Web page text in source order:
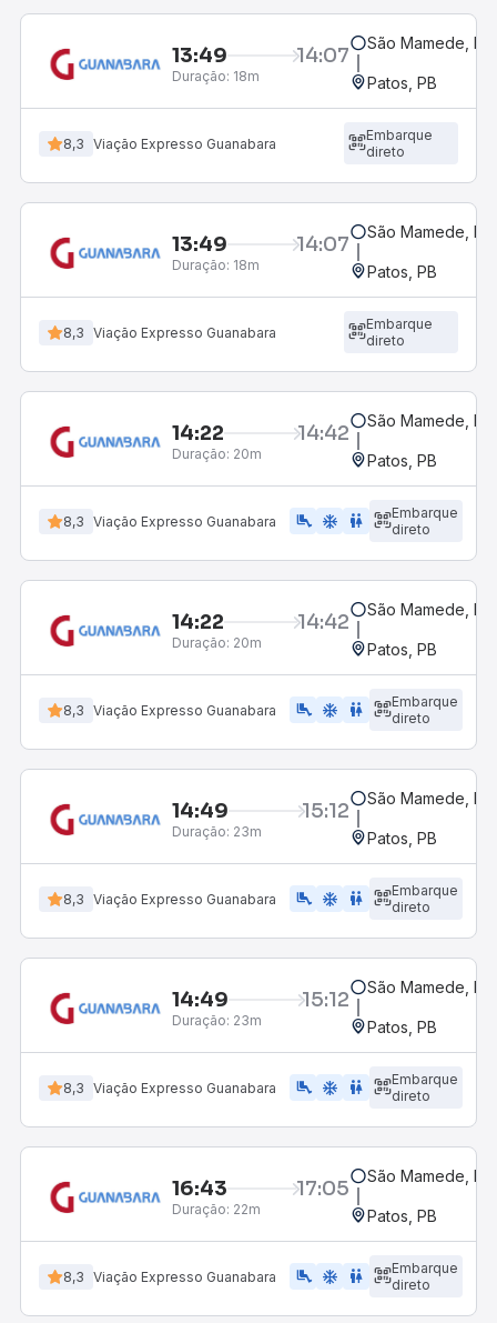
13:49 14:07
Duração: 18m
São Mamede, PB
Patos, PB
8,3 Viação Expresso Guanabara
Embarque
direto
13:49 14:07
Duração: 18m
São Mamede, PB
Patos, PB
8,3 Viação Expresso Guanabara
Embarque
direto
14:22 14:42
Duração: 20m
São Mamede, PB
Patos, PB
8,3 Viação Expresso Guanabara airline_seat_legroom_extra ac_unit WC
Embarque
direto
14:22 14:42
Duração: 20m
São Mamede, PB
Patos, PB
8,3 Viação Expresso Guanabara airline_seat_legroom_extra ac_unit WC
Embarque
direto
14:49 15:12
Duração: 23m
São Mamede, PB
Patos, PB
8,3 Viação Expresso Guanabara airline_seat_legroom_extra ac_unit wc
Embarque
direto
14:49 15:12
Duração: 23m
São Mamede, PB
Patos, PB
8,3 Viação Expresso Guanabara airline_seat_legroom_extra ac_unit wc
Embarque
direto
16:43 17:05
Duração: 22m
São Mamede, PB
Patos, PB
8,3 Viação Expresso Guanabara airline_seat_legroom_extra ac_unit WC
Embarque
direto